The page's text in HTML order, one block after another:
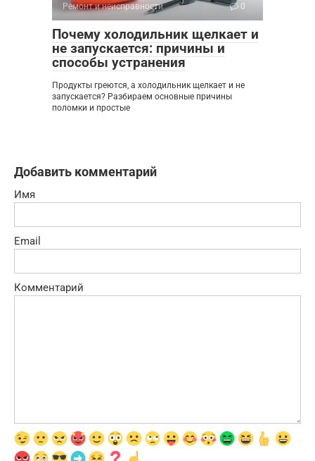
Ремонт и неисправности 0
Почему холодильник щелкает и
не запускается: причины и
способы устранения
Продукты греются, а холодильник щелкает и не
запускается? Разбираем основные причины
поломки и простые
Добавить комментарий
Имя
Email
Комментарий